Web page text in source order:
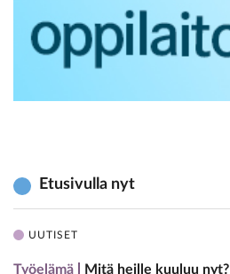
Etusivulla nyt
UUTISET
Työelämä Mitä heille kuuluu nyt?